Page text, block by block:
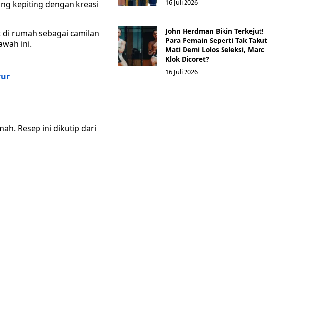
kepiting dengan kreasi
rumah sebagai camilan
ini.
Resep ini dikutip dari
16 Juli 2026
John Herdman Bikin Terkejut!
Para Pemain Seperti Tak Takut
Mati Demi Lolos Seleksi, Marc
Klok Dicoret?
16 Juli 2026